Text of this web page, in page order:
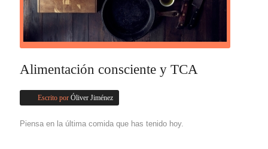
Alimentación consciente y TCA
Escrito por Óliver Jiménez
Piensa en la última comida que has tenido hoy.